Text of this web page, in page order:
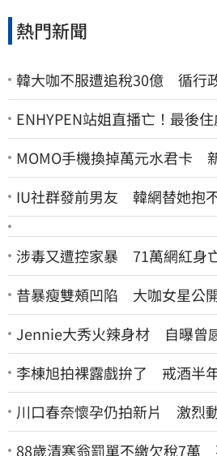
熱門新聞
韓大咖不服遭追稅30億 循行
ENHYPEN站姐直播亡！最後
MOMO手機換掉萬元水君卡
IU社群發前男友 韓網替她抱
涉毒又遭控家暴 71萬網紅身
昔暴瘦雙頰凹陷 大咖女星公
Jennie大秀火辣身材 自曝曾
李棟旭拍裸露戲拚了 戒酒半
川口春奈懷孕仍拍新片 激烈
88歲清寒翁罰單不繳欠稅7萬